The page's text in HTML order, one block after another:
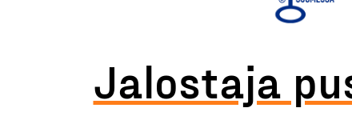
Jalostaja